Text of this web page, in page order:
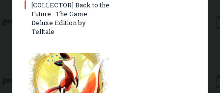
[COLLECTOR] Back to the
Future : The Game –
Deluxe Edition by
Telltale